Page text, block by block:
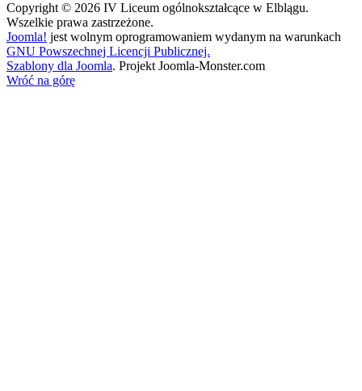
Copyright © 2026 IV Liceum ogólnokształcące w Elblągu.
Wszelkie prawa zastrzeżone.
Joomla! jest wolnym oprogramowaniem wydanym na warunkach
GNU Powszechnej Licencji Publicznej.
Szablony dla Joomla. Projekt Joomla-Monster.com
Wróć na górę